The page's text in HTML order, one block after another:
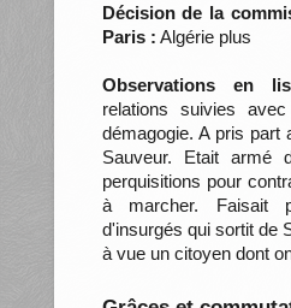
Décision de la
Paris : Algérie plus
Observations en
relations suivies
démagogie. A pris part
Sauveur. Etait armé
perquisitions pour
à marcher. Faisait
d'insurgés qui sortit de
à vue un citoyen dont